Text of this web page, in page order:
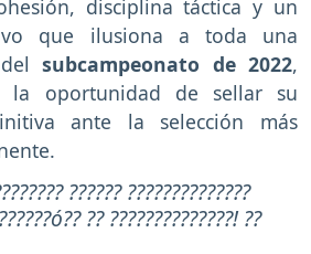
disciplina táctica y un
que ilusiona a toda una
delsubcampeonato de 2022,
la oportunidad de sellar su
ante la selección más
?????? ??????????????
?? ??????????????! ??